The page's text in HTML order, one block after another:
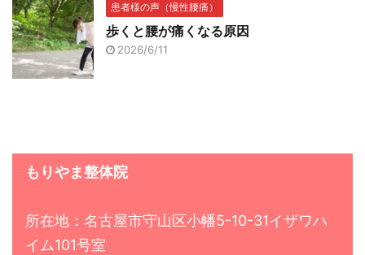
患者様の声（慢性腰痛）
歩くと腰が痛くなる原因
2026/6/11
もりやま整体院
所在地：名古屋市守山区小幡5-10-31イザワハ
イム101号室